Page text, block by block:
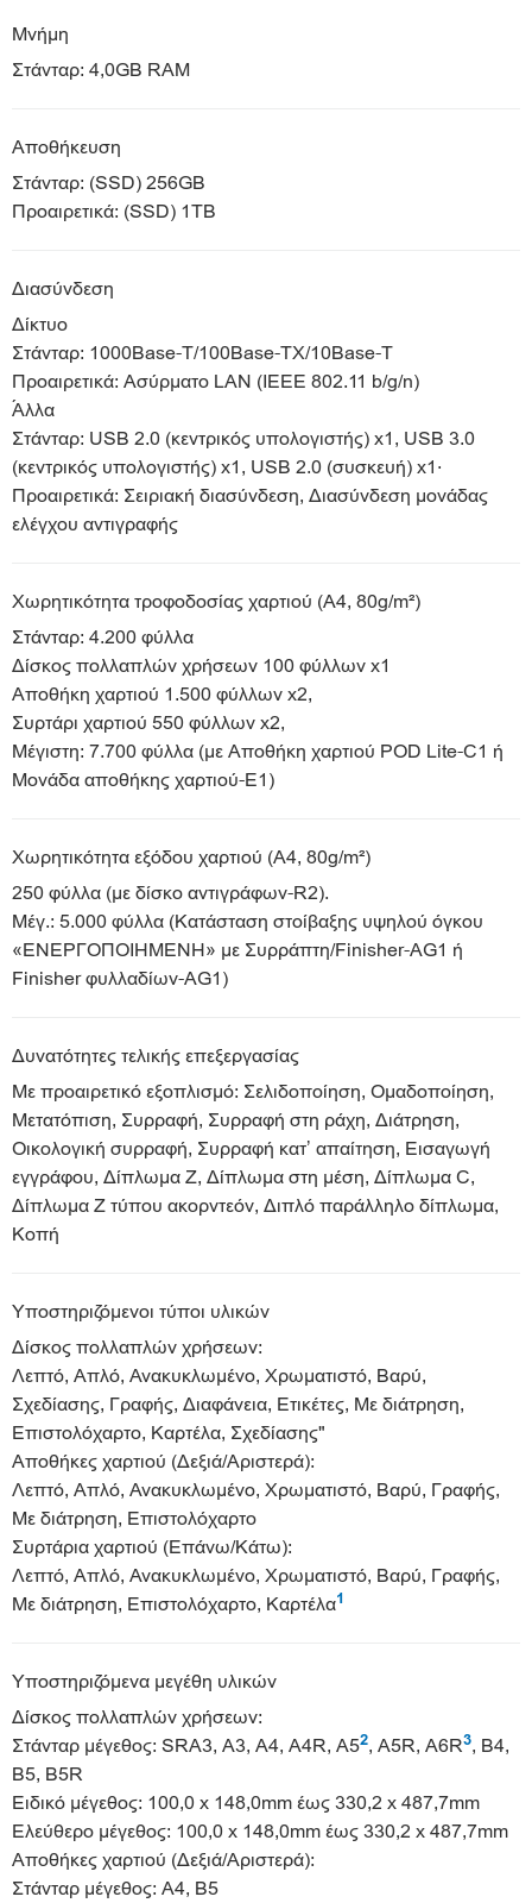
Μνήμη
Στάνταρ: 4,0GB RAM
Αποθήκευση
Στάνταρ: (SSD) 256GB
Προαιρετικά: (SSD) 1TB
Διασύνδεση
Δίκτυο
Στάνταρ: 1000Base-T/100Base-TX/10Base-T
Προαιρετικά: Ασύρματο LAN (IEEE 802.11 b/g/n)
Άλλα
Στάνταρ: USB 2.0 (κεντρικός υπολογιστής) x1, USB 3.0
(κεντρικός υπολογιστής) x1, USB 2.0 (συσκευή) x1·
Προαιρετικά: Σειριακή διασύνδεση, Διασύνδεση μονάδας
ελέγχου αντιγραφής
Χωρητικότητα τροφοδοσίας χαρτιού (A4, 80g/m²)
Στάνταρ: 4.200 φύλλα
Δίσκος πολλαπλών χρήσεων 100 φύλλων x1
Αποθήκη χαρτιού 1.500 φύλλων x2,
Συρτάρι χαρτιού 550 φύλλων x2,
Μέγιστη: 7.700 φύλλα (με Αποθήκη χαρτιού POD Lite-C1 ή
Μονάδα αποθήκης χαρτιού-E1)
Χωρητικότητα εξόδου χαρτιού (A4, 80g/m²)
250 φύλλα (με δίσκο αντιγράφων-R2).
Μέγ.: 5.000 φύλλα (Κατάσταση στοίβαξης υψηλού όγκου
«ΕΝΕΡΓΟΠΟΙΗΜΕΝΗ» με Συρράπτη/Finisher-AG1 ή
Finisher φυλλαδίων-AG1)
Δυνατότητες τελικής επεξεργασίας
Με προαιρετικό εξοπλισμό: Σελιδοποίηση, Ομαδοποίηση,
Μετατόπιση, Συρραφή, Συρραφή στη ράχη, Διάτρηση,
Οικολογική συρραφή, Συρραφή κατ’ απαίτηση, Εισαγωγή
εγγράφου, Δίπλωμα Z, Δίπλωμα στη μέση, Δίπλωμα C,
Δίπλωμα Z τύπου ακορντεόν, Διπλό παράλληλο δίπλωμα,
Κοπή
Υποστηριζόμενοι τύποι υλικών
Δίσκος πολλαπλών χρήσεων:
Λεπτό, Απλό, Ανακυκλωμένο, Χρωματιστό, Βαρύ,
Σχεδίασης, Γραφής, Διαφάνεια, Ετικέτες, Με διάτρηση,
Επιστολόχαρτο, Καρτέλα, Σχεδίασης"
Αποθήκες χαρτιού (Δεξιά/Αριστερά):
Λεπτό, Απλό, Ανακυκλωμένο, Χρωματιστό, Βαρύ, Γραφής,
Με διάτρηση, Επιστολόχαρτο
Συρτάρια χαρτιού (Επάνω/Κάτω):
Λεπτό, Απλό, Ανακυκλωμένο, Χρωματιστό, Βαρύ, Γραφής,
Με διάτρηση, Επιστολόχαρτο, Καρτέλα1
Υποστηριζόμενα μεγέθη υλικών
Δίσκος πολλαπλών χρήσεων:
Στάνταρ μέγεθος: SRA3, A3, A4, A4R, A52, A5R, A6R3, B4,
B5, B5R
Ειδικό μέγεθος: 100,0 x 148,0mm έως 330,2 x 487,7mm
Ελεύθερο μέγεθος: 100,0 x 148,0mm έως 330,2 x 487,7mm
Αποθήκες χαρτιού (Δεξιά/Αριστερά):
Στάνταρ μέγεθος: A4, Β5